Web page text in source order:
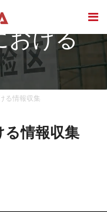
おける
る情報収集
る情報収集